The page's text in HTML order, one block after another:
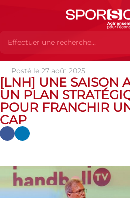
Actualités Actualités
Une saison ambitieuse et un plan
franchir un nouveau cap
Posté le 27 août 2025
[LNH] UNE SAISON
UN PLAN
POUR FRANCHIR
CAP